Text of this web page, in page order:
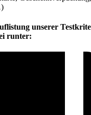
unserer
runter: